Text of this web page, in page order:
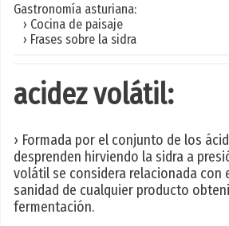
Gastronomía asturiana:
› Cocina de paisaje
› Frases sobre la sidra
acidez volátil:
› Formada por el conjunto de los
desprenden hirviendo la sidra a
volátil se considera relacionada con
sanidad de cualquier producto
fermentación.